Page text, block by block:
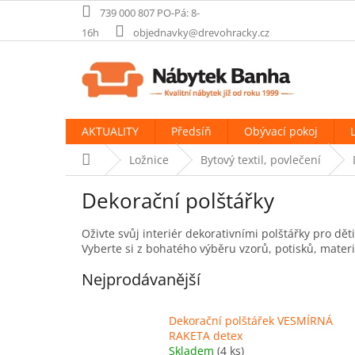
obsah
739 000 807 PO-Pá: 8-
16h
objednavky@drevohracky.cz
AKTUALITY Předsíň Obývací pokoj
Domů Ložnice Bytový textil, povlečení
Dekorační polštářky
Oživte svůj interiér dekorativními polštářky pro
Vyberte si z bohatého výběru vzorů, potisků,
Nejprodávanější
Dekorační polštářek VESMÍRNÁ
RAKETA detex
Skladem (4 ks)